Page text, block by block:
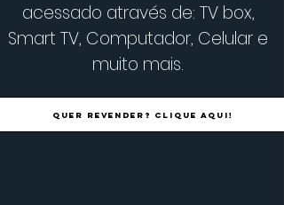
acessado através de: TV box,
Smart TV, Computador, Celular e
muito mais.
Quer revender? clique aqui!